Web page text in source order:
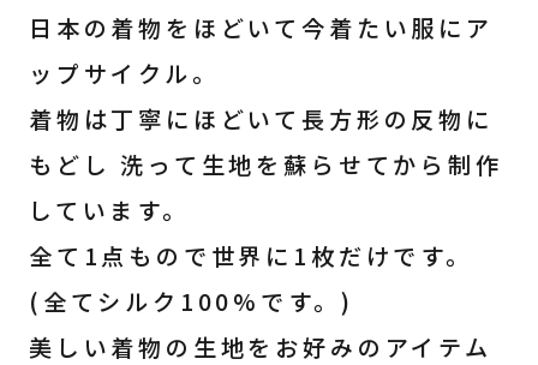
日本の着物をほどいて今着たい服にア
ップサイクル。
着物は丁寧にほどいて長方形の反物に
もどし 洗って生地を蘇らせてから制作
しています。
全て1点もので世界に1枚だけです。
(全てシルク100%です。)
美しい着物の生地をお好みのアイテム